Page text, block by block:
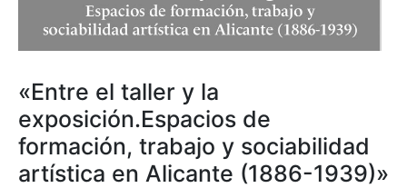
«Entre el taller y la
exposición.Espacios de
formación, trabajo y sociabilidad
artística en Alicante (1886-1939)»